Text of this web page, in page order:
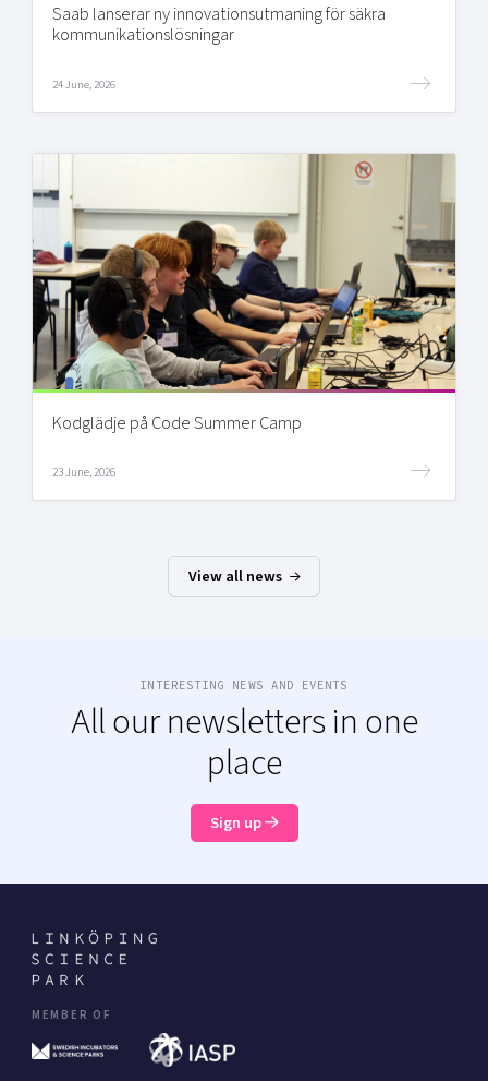
Saab lanserar ny innovationsutmaning för säkra
kommunikationslösningar
24 June, 2026
Kodglädje på Code Summer Camp
23 June, 2026
View all news
INTERESTING NEWS AND EVENTS
All our newsletters in one
place
Sign up
MEMBER OF